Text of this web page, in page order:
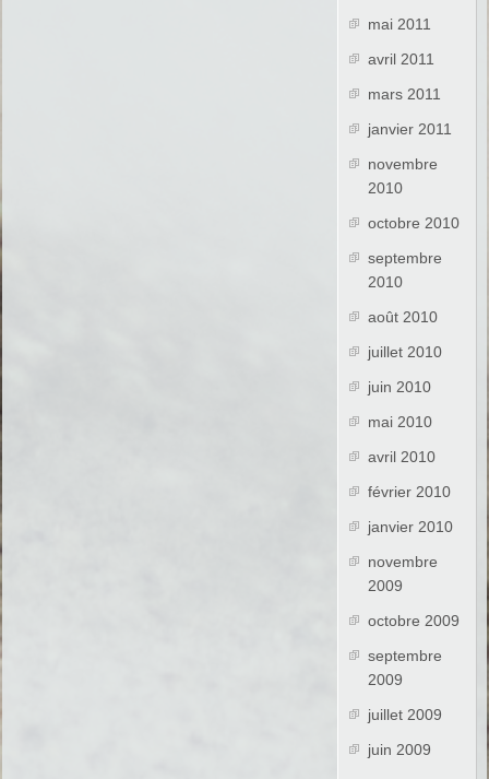
mai 2011
avril 2011
mars 2011
janvier 2011
novembre
2010
octobre 2010
septembre
2010
août 2010
juillet 2010
juin 2010
mai 2010
avril 2010
février 2010
janvier 2010
novembre
2009
octobre 2009
septembre
2009
juillet 2009
juin 2009